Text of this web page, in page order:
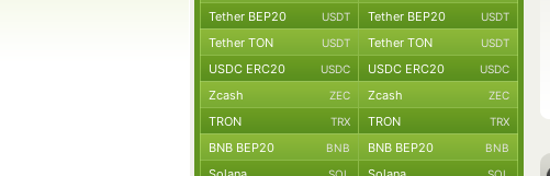
Tether BEP20 USDT Tether BEP20 USDT
Tether TON USDT Tether TON USDT
USDC ERC20 USDC USDC ERC20 USDC
Zcash ZEC Zcash ZEC
TRON TRX TRON TRX
BNB BEP20 BNB BNB BEP20 BNB